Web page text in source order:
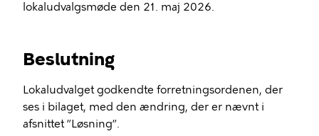
lokaludvalgsmøde den 21. maj 2026.
Beslutning
Lokaludvalget godkendte forretningsordenen, der
ses i bilaget, med den ændring, der er nævnt i
afsnittet ”Løsning”.